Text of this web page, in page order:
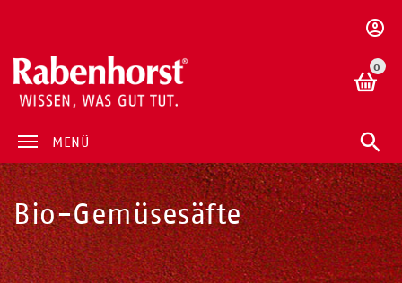
0
MENÜ
Bio-Gemüsesäfte